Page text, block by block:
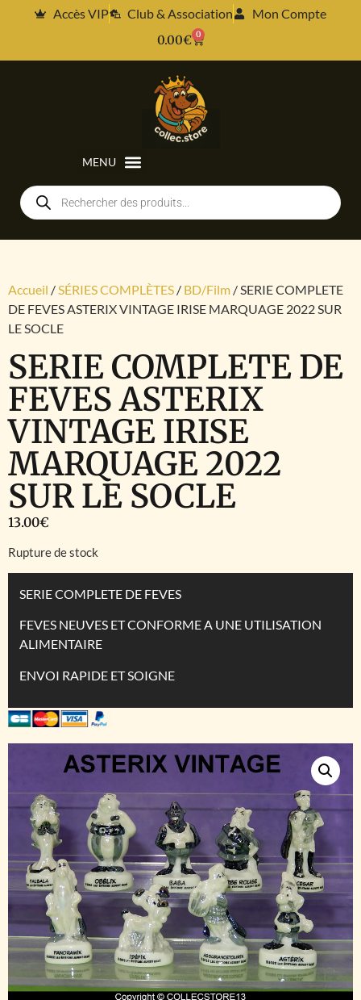
Accès VIP Club & Association
Mon Compte
0.00€ 0
Accueil /SÉRIES COMPLÈTES / BD/Film / SERIE COMPLETE
DE FEVES ASTERIX VINTAGE IRISE MARQUAGE 2022 SUR
LE SOCLE
SERIE COMPLETE DE
FEVES ASTERIX
VINTAGE IRISE
MARQUAGE 2022
SUR LE SOCLE
13.00€
Rupture de stock
SERIE COMPLETE DE FEVES
FEVES NEUVES ET CONFORME A UNE UTILISATION
ALIMENTAIRE
ENVOI RAPIDE ET SOIGNE